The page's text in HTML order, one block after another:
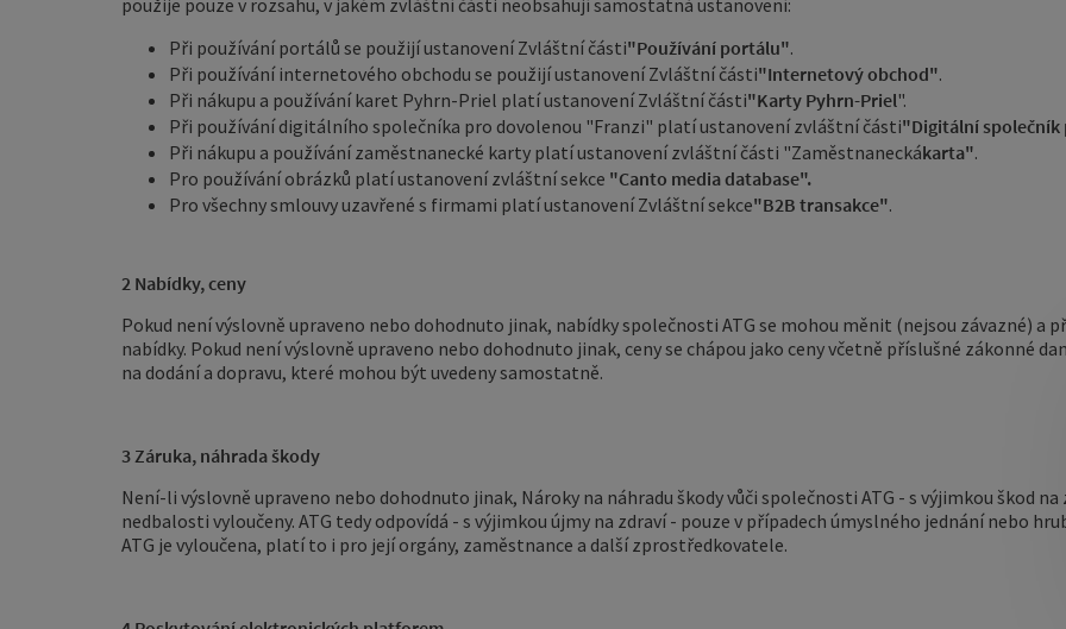
použije pouze v rozsahu, v jakém zvláštní části neobsahují samostatná ustanovení:
Při používání portálů se použijí ustanovení Zvláštní části"Používání portálu".
Při používání internetového obchodu se použijí ustanovení Zvláštní části"Internetový obchod".
Při nákupu a používání karet Pyhrn-Priel platí ustanovení Zvláštní části"Karty Pyhrn-Priel".
Při používání digitálního společníka pro dovolenou "Franzi" platí ustanovení zvláštní části"Digitální
Při nákupu a používání zaměstnanecké karty platí ustanovení zvláštní části "Zaměstnaneckákarta".
Pro používání obrázků platí ustanovení zvláštní sekce "Canto media database".
Pro všechny smlouvy uzavřené s firmami platí ustanovení Zvláštní sekce"B2B transakce".
2 Nabídky, ceny
Pokud není výslovně upraveno nebo dohodnuto jinak, nabídky společnosti ATG se mohou měnit (nejsou závazné) a
nabídky. Pokud není výslovně upraveno nebo dohodnuto jinak, ceny se chápou jako ceny včetně příslušné zákonné
na dodání a dopravu, které mohou být uvedeny samostatně.
3 Záruka, náhrada škody
Není-li výslovně upraveno nebo dohodnuto jinak, Nároky na náhradu škody vůči společnosti ATG - s výjimkou škod
nedbalosti vyloučeny. ATG tedy odpovídá - s výjimkou újmy na zdraví - pouze v případech úmyslného jednání nebo
ATG je vyloučena, platí to i pro její orgány, zaměstnance a další zprostředkovatele.